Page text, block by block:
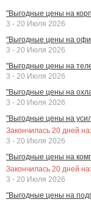
"Выгодные цены на
3 - 20 Июля 2026
"Выгодные цены на
3 - 20 Июля 2026
"Выгодные цены на
3 - 20 Июля 2026
"Выгодные цены на
3 - 20 Июля 2026
"Выгодные цены на
Закончилась 20 дней
3 - 20 Июля 2026
"Выгодные цены на
Закончилась 20 дней
3 - 20 Июля 2026
"Выгодные цены на